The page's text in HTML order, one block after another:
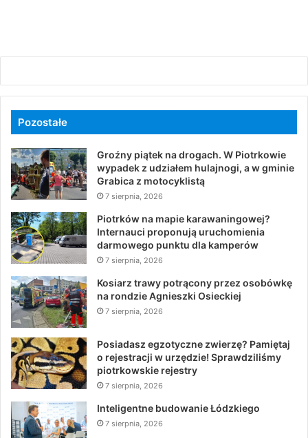
Pozostałe
Groźny piątek na drogach. W Piotrkowie
wypadek z udziałem hulajnogi, a w gminie
Grabica z motocyklistą
7 sierpnia, 2026
Piotrków na mapie karawaningowej?
Internauci proponują uruchomienia
darmowego punktu dla kamperów
7 sierpnia, 2026
Kosiarz trawy potrącony przez osobówkę
na rondzie Agnieszki Osieckiej
7 sierpnia, 2026
Posiadasz egzotyczne zwierzę? Pamiętaj
o rejestracji w urzędzie! Sprawdziliśmy
piotrkowskie rejestry
7 sierpnia, 2026
Inteligentne budowanie Łódzkiego
7 sierpnia, 2026